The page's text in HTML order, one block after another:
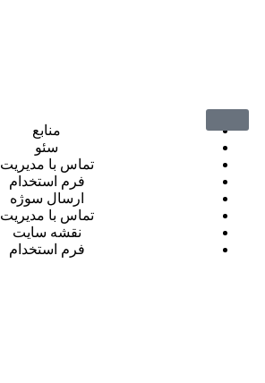
منابع
سئو
تماس با مدیریت
فرم استخدام
ارسال سوژه
تماس با مدیریت
نقشه سایت
فرم استخدام